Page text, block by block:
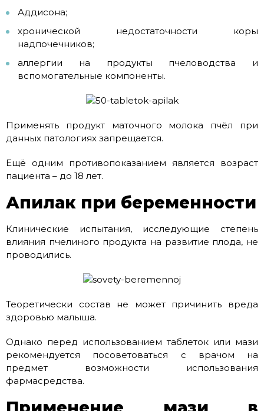
Аддисона;
хронической недостаточности коры
надпочечников;
аллергии на продукты пчеловодства и
вспомогательные компоненты.
Применять продукт маточного молока пчёл при
данных патологиях запрещается.
Ещё одним противопоказанием является возраст
пациента – до 18 лет.
Апилак при беременности
Клинические испытания, исследующие степень
влияния пчелиного продукта на развитие плода, не
проводились.
Теоретически состав не может причинить вреда
здоровью малыша.
Однако перед использованием таблеток или мази
рекомендуется посоветоваться с врачом на
предмет возможности использования
фармасредства.